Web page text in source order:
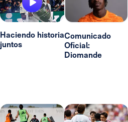
Haciendo historia
juntos
Comunicado
Oficial:
Diomande